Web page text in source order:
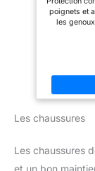
poignets et
les
et
sans
roller enfant
chocs:
même lors
sans
les chutes,
Les chaussures
Les chaussures
et un bon